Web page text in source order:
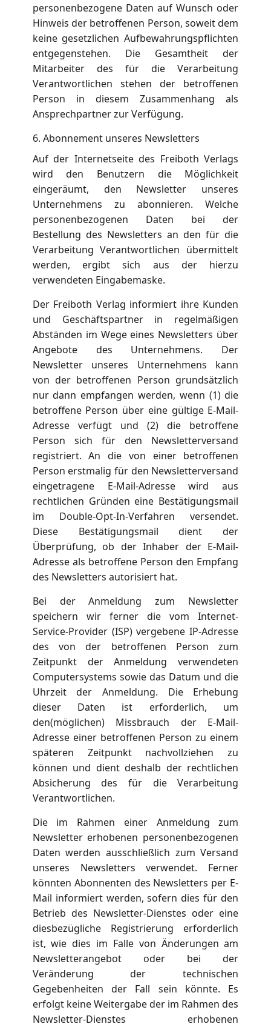
personenbezogene Daten auf Wunsch oder
Hinweis der betroffenen Person, soweit dem
keine gesetzlichen Aufbewahrungspflichten
entgegenstehen. Die Gesamtheit der
Mitarbeiter des für die Verarbeitung
Verantwortlichen stehen der betroffenen
Person in diesem Zusammenhang als
Ansprechpartner zur Verfügung.
6. Abonnement unseres Newsletters
Auf der Internetseite des Freiboth Verlags
wird den Benutzern die Möglichkeit
eingeräumt, den Newsletter unseres
Unternehmens zu abonnieren. Welche
personenbezogenen Daten bei der
Bestellung des Newsletters an den für die
Verarbeitung Verantwortlichen übermittelt
werden, ergibt sich aus der hierzu
verwendeten Eingabemaske.
Der Freiboth Verlag informiert ihre Kunden
und Geschäftspartner in regelmäßigen
Abständen im Wege eines Newsletters über
Angebote des Unternehmens. Der
Newsletter unseres Unternehmens kann
von der betroffenen Person grundsätzlich
nur dann empfangen werden, wenn (1) die
betroffene Person über eine gültige E-Mail-
Adresse verfügt und (2) die betroffene
Person sich für den Newsletterversand
registriert. An die von einer betroffenen
Person erstmalig für den Newsletterversand
eingetragene E-Mail-Adresse wird aus
rechtlichen Gründen eine Bestätigungsmail
im Double-Opt-In-Verfahren versendet.
Diese Bestätigungsmail dient der
Überprüfung, ob der Inhaber der E-Mail-
Adresse als betroffene Person den Empfang
des Newsletters autorisiert hat.
Bei der Anmeldung zum Newsletter
speichern wir ferner die vom Internet-
Service-Provider (ISP) vergebene IP-Adresse
des von der betroffenen Person zum
Zeitpunkt der Anmeldung verwendeten
Computersystems sowie das Datum und die
Uhrzeit der Anmeldung. Die Erhebung
dieser Daten ist erforderlich, um
den(möglichen) Missbrauch der E-Mail-
Adresse einer betroffenen Person zu einem
späteren Zeitpunkt nachvollziehen zu
können und dient deshalb der rechtlichen
Absicherung des für die Verarbeitung
Verantwortlichen.
Die im Rahmen einer Anmeldung zum
Newsletter erhobenen personenbezogenen
Daten werden ausschließlich zum Versand
unseres Newsletters verwendet. Ferner
könnten Abonnenten des Newsletters per E-
Mail informiert werden, sofern dies für den
Betrieb des Newsletter-Dienstes oder eine
diesbezügliche Registrierung erforderlich
ist, wie dies im Falle von Änderungen am
Newsletterangebot oder bei der
Veränderung der technischen
Gegebenheiten der Fall sein könnte. Es
erfolgt keine Weitergabe der im Rahmen des
Newsletter-Dienstes erhobenen